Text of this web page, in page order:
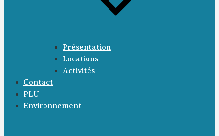
Présentation
Locations
Activités
Contact
PLU
Environnement